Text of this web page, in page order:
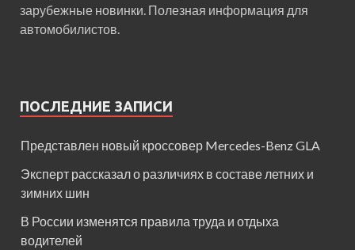
зарубежные новинки. Полезная информация для
автомобилистов.
ПОСЛЕДНИЕ ЗАПИСИ
Представлен новый кроссовер Mercedes-Benz GLA
Эксперт рассказал о различиях в составе летних и
зимних шин
В России изменятся правила труда и отдыха
водителей